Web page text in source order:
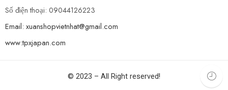
Số điện thoại: 09044126223
Email: xuanshopvietnhat@gmail.com
www:tpxjapan.com
© 2023 – All Right reserved!